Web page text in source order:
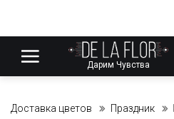
Дарим Чувства
Доставка цветов Праздник